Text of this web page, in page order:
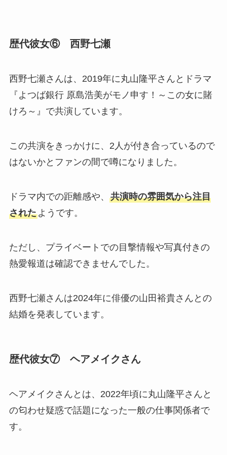
歴代彼女⑥ 西野七瀬
西野七瀬さんは、2019年に丸山隆平さんとドラマ
『よつば銀行 原島浩美がモノ申す！～この女に賭
けろ～』で共演しています。
この共演をきっかけに、2人が付き合っているので
はないかとファンの間で噂になりました。
ドラマ内での距離感や、 共演時の雰囲気から注目
されたようです。
ただし、プライベートでの目撃情報や写真付きの
熱愛報道は確認できませんでした。
西野七瀬さんは2024年に俳優の山田裕貴さんとの
結婚を発表しています。
歴代彼女⑦ ヘアメイクさん
ヘアメイクさんとは、2022年頃に丸山隆平さんと
の匂わせ疑惑で話題になった一般の仕事関係者で
す。